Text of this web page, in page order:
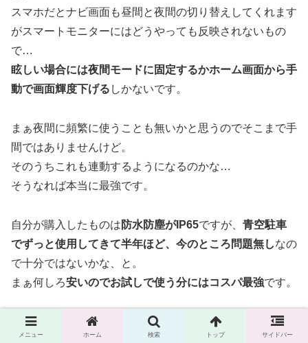
スマホだとナビ画面も昼間と夜間の切り替えしてくれます
がスマートモニターにはどうやっても反映されないもの
で…
眩しい場合には夜間モードに固定するかホーム画面から手
動で画面輝度下げる しかないです。
まぁ夜間に頻繁に使うことも無いかと思うのでそこまで手
間ではありませんけど。
そのうちこれも連動するようになるのかな…
そうなれば本当に最強です。
自分が購入したものは 防水防塵がIP65ですが、 青空駐車
でずっと使用してきて半年ほど、今のところ問題無しなの
で十分ではないかな、と。
まぁ何しろ安いのでお試しで使う分にはコスパ最強です。
バイク ドライブレコーダー
メニュー ホーム 検索 トップ サイドバー